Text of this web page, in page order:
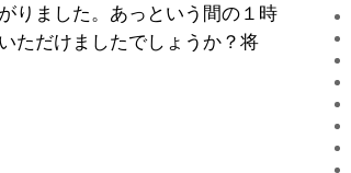
りました。あっという間の１時
ただけましたでしょうか？将